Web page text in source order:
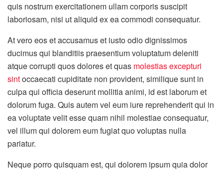
quis nostrum exercitationem ullam corporis suscipit
laboriosam, nisi ut aliquid ex ea commodi consequatur.
At vero eos et accusamus et iusto odio dignissimos
ducimus qui blanditiis praesentium voluptatum deleniti
atque corrupti quos dolores et quas molestias excepturi
sintoccaecati cupiditate non provident, similique sunt in
culpa qui officia deserunt mollitia animi, id est laborum et
dolorum fuga. Quis autem vel eum iure reprehenderit qui in
ea voluptate velit esse quam nihil molestiae consequatur,
vel illum qui dolorem eum fugiat quo voluptas nulla
pariatur.
Neque porro quisquam est, qui dolorem ipsum quia dolor